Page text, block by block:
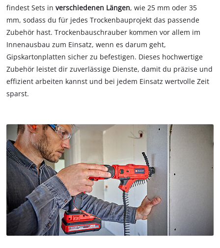
findest Sets inverschiedenen Längen, wie 25 mm oder 35
mm, sodass du für jedes Trockenbauprojekt das passende
Zubehör hast. Trockenbauschrauber kommen vor allem im
Innenausbau zum Einsatz, wenn es darum geht,
Gipskartonplatten sicher zu befestigen. Dieses hochwertige
Zubehör leistet dir zuverlässige Dienste, damit du präzise und
effizient arbeiten kannst und bei jedem Einsatz wertvolle Zeit
sparst.